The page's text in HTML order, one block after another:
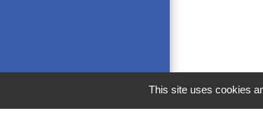
This site uses cookies